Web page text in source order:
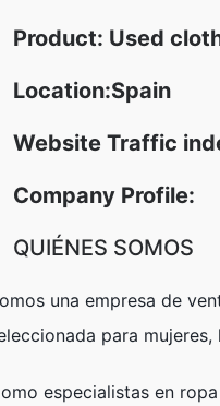
Product: Used
Location:Spain
Website Traffic
Company Profile:
QUIÉNES SOMOS
una empresa de
para
especialistas en